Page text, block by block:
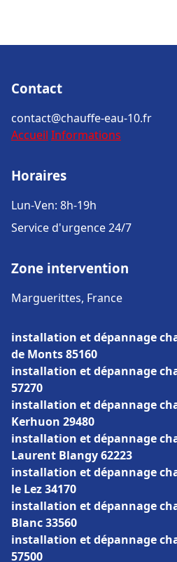
Contact
contact@chauffe-eau-10.fr
Accueil Informations
Horaires
Lun-Ven: 8h-19h
Service d'urgence 24/7
Zone intervention
Marguerittes, France
installation et dépannage
de Monts 85160
installation et dépannage
57270
installation et dépannage
Kerhuon 29480
installation et dépannage
Laurent Blangy 62223
installation et dépannage
le Lez 34170
installation et dépannage
Blanc 33560
installation et dépannage
57500